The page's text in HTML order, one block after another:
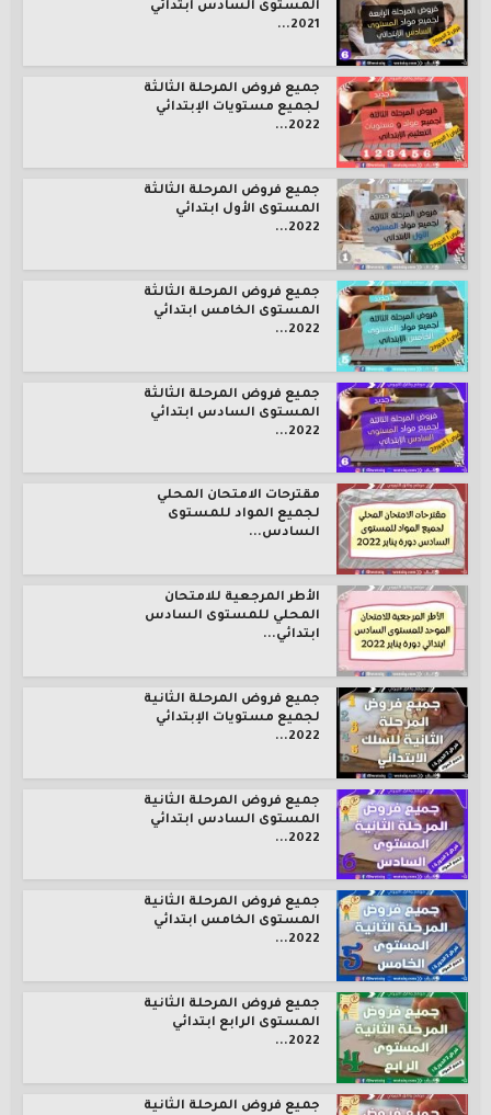
المستوى السادس ابتدائي
2021...
جميع فروض المرحلة الثالثة
لجميع مستويات الإبتدائي
2022...
جميع فروض المرحلة الثالثة
المستوى الأول ابتدائي
2022...
جميع فروض المرحلة الثالثة
المستوى الخامس ابتدائي
2022...
جميع فروض المرحلة الثالثة
المستوى السادس ابتدائي
2022...
مقترحات الامتحان المحلي
لجميع المواد للمستوى
السادس...
الأطر المرجعية للامتحان
المحلي للمستوى السادس
ابتدائي...
جميع فروض المرحلة الثانية
لجميع مستويات الإبتدائي
2022...
جميع فروض المرحلة الثانية
المستوى السادس ابتدائي
2022...
جميع فروض المرحلة الثانية
المستوى الخامس ابتدائي
2022...
جميع فروض المرحلة الثانية
المستوى الرابع ابتدائي
2022...
جميع فروض المرحلة الثانية